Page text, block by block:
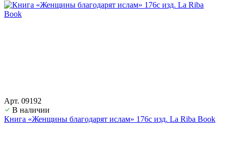
Арт. 09192
В наличии
Книга «Женщины благодарят ислам» 176с изд. La Riba Book